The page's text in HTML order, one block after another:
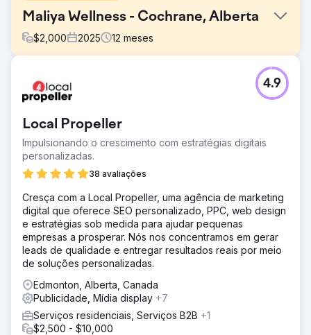
Maliya Wellness - Cochrane, Alberta
$2,000 2025 12 meses
Maliya não aparecia nas buscas por "perto de mim".
Menos visualizações, ligações e pedidos de localização.
campanha publicitária inativa.
Solução
Monitoramos a movimentação de palavras-chave para
identificar quais buscas estavam impulsionando a
anúncios e as respostas do público. Publicamos novas
postagens sobre GBP e atualizações locais para manter a
comunidade informada. Utilizamos o remarketing para
alcançar visitantes que demonstraram interesse.
Resultado
palavras-chave orgânicas saltaram de 296 para 461. As
palavras-chave das duas primeiras páginas cresceram
166%. Isso não é apenas mais tráfego; é o tráfego certo.
Em apenas 12 meses: Visualizações em GBP ↑ 272,5%
Local Propeller
Impulsionando o crescimento com estratégias digitais
personalizadas.
38 avaliações
4.9
Cresça com a Local Propeller, uma agência de marketing
digital que oferece SEO personalizado, PPC, web design
e estratégias sob medida para ajudar pequenas
empresas a prosperar. Nós nos concentramos em gerar
leads de qualidade e entregar resultados reais por meio
de soluções personalizadas.
Edmonton, Alberta, Canada
Publicidade, Mídia display +7
Serviços residenciais, Serviços B2B +1
$2,500 - $10,000